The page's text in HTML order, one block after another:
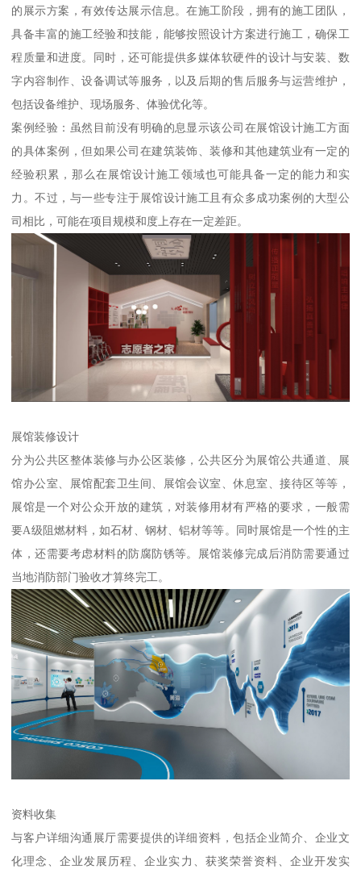
的展示方案，有效传达展示信息。在施工阶段，拥有的施工团队，
具备丰富的施工经验和技能，能够按照设计方案进行施工，确保工
程质量和进度。同时，还可能提供多媒体软硬件的设计与安装、数
字内容制作、设备调试等服务，以及后期的售后服务与运营维护，
包括设备维护、现场服务、体验优化等。
案例经验：虽然目前没有明确的息显示该公司在展馆设计施工方面
的具体案例，但如果公司在建筑装饰、装修和其他建筑业有一定的
经验积累，那么在展馆设计施工领域也可能具备一定的能力和实
力。不过，与一些专注于展馆设计施工且有众多成功案例的大型公
司相比，可能在项目规模和度上存在一定差距。
展馆装修设计
分为公共区整体装修与办公区装修，公共区分为展馆公共通道、展
馆办公室、展馆配套卫生间、展馆会议室、休息室、接待区等等，
展馆是一个对公众开放的建筑，对装修用材有严格的要求，一般需
要A级阻燃材料，如石材、钢材、铝材等等。同时展馆是一个性的主
体，还需要考虑材料的防腐防锈等。展馆装修完成后消防需要通过
当地消防部门验收才算终完工。
资料收集
与客户详细沟通展厅需要提供的详细资料，包括企业简介、企业文
化理念、企业发展历程、企业实力、获奖荣誉资料、企业开发实